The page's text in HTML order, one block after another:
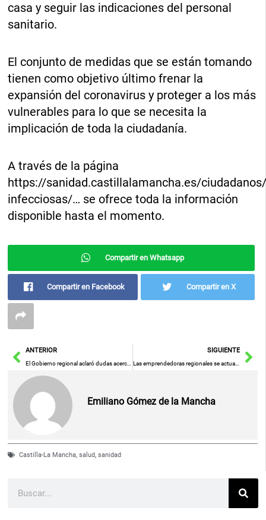
casa y seguir las indicaciones del personal
sanitario.
El conjunto de medidas que se están tomando
tienen como objetivo último frenar la
expansión del coronavirus y proteger a los más
vulnerables para lo que se necesita la
implicación de toda la ciudadanía.
A través de la página
https://sanidad.castillalamancha.es/
infecciosas/… se ofrece toda la información
disponible hasta el momento.
Compartir en Whatsapp
Compartir en Facebook Compartir en X
AntANTERIOR
El Gobierno regional aclaró dudas acerca de la incorporación de los niños que reciben Atención Temprana al segundo ciclo de Infantil
SIGUIENTE
Las emprendedoras regionales se actualizan en redes con Telegram
Emiliano Gómez de la Mancha
Castilla-La Mancha,salud,sanidad